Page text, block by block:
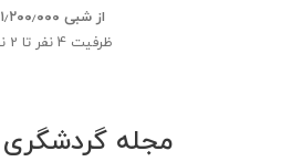
از شبی ۱٫۲۰۰٫۰۰۰
ظرفیت 4 نفر تا 2 نفر اضافه
مجله گردشگری